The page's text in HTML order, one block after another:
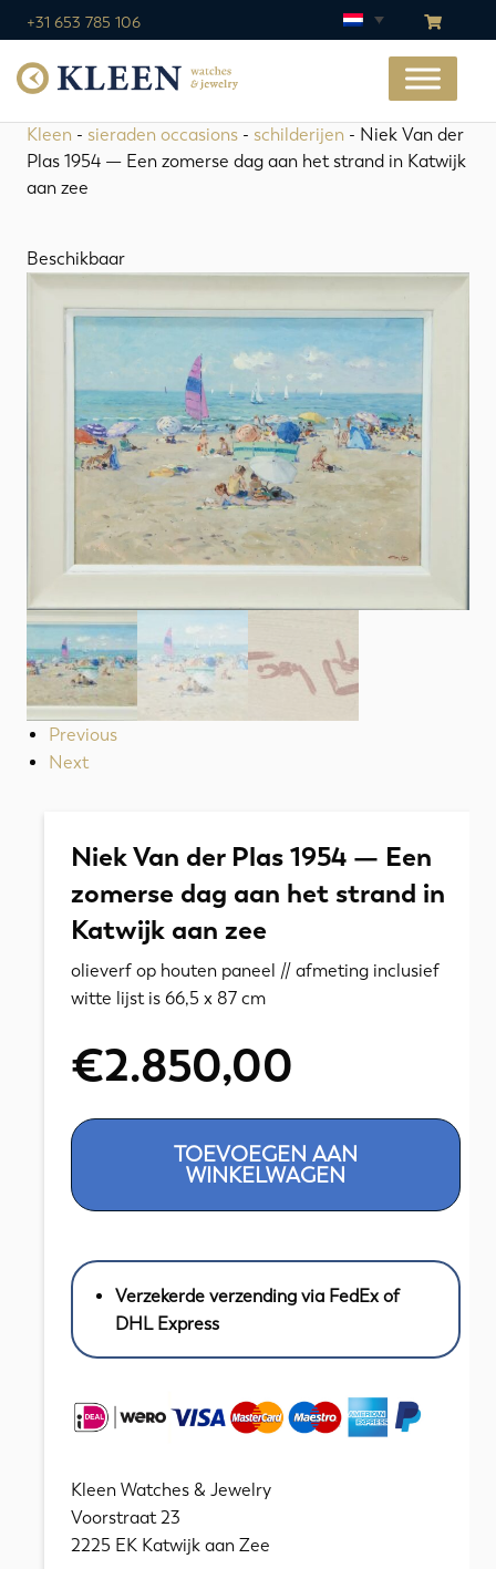
+31 653 785 106
Kleen - sieraden occasions - schilderijen - Niek Van der
Plas 1954 — Een zomerse dag aan het strand in Katwijk
aan zee
Beschikbaar
Previous
Next
Niek Van der Plas 1954 — Een
zomerse dag aan het strand in
Katwijk aan zee
olieverf op houten paneel // afmeting inclusief
witte lijst is 66,5 x 87 cm
€2.850,00
Niek
der
Plas
-
zomerse
aan
het
in
Katwijk
aan
TOEVOEGEN AAN
WINKELWAGEN
Verzekerde verzending via FedEx of
DHL Express
Kleen Watches & Jewelry
Voorstraat 23
2225 EK Katwijk aan Zee